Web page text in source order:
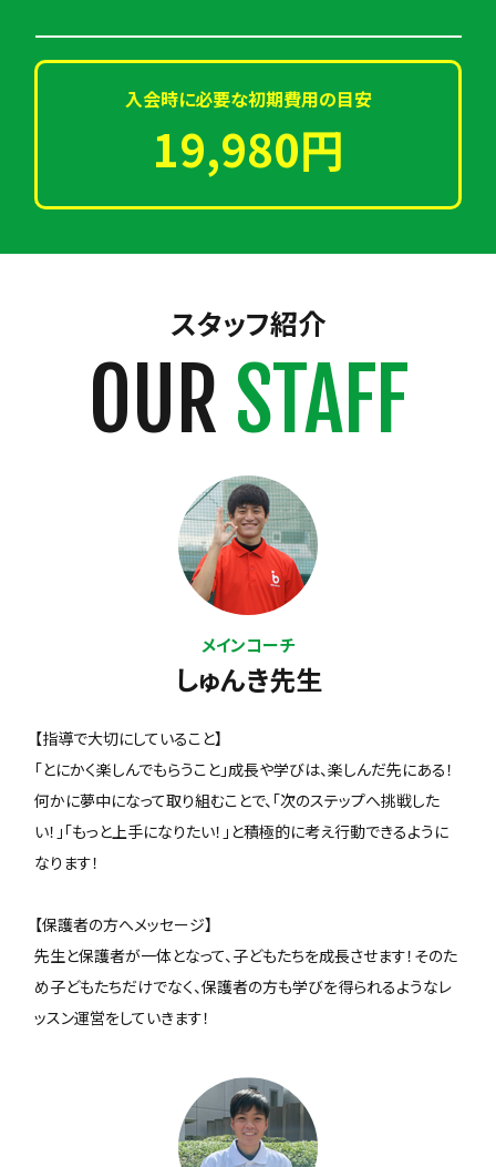
入会時に必要な初期費用の目安
19,980円
スタッフ紹介
OUR STAFF
メインコーチ
しゅんき先生
【指導で大切にしていること】
「とにかく楽しんでもらうこと」成長や学びは、楽しんだ先にある！
何かに夢中になって取り組むことで、「次のステップへ挑戦した
い！」「もっと上手になりたい！」と積極的に考え行動できるように
なります！
【保護者の方へメッセージ】
先生と保護者が一体となって、子どもたちを成長させます！そのた
め子どもたちだけでなく、保護者の方も学びを得られるようなレ
ッスン運営をしていきます！